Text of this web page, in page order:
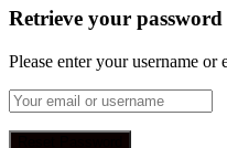
Retrieve your password
Please enter your username or